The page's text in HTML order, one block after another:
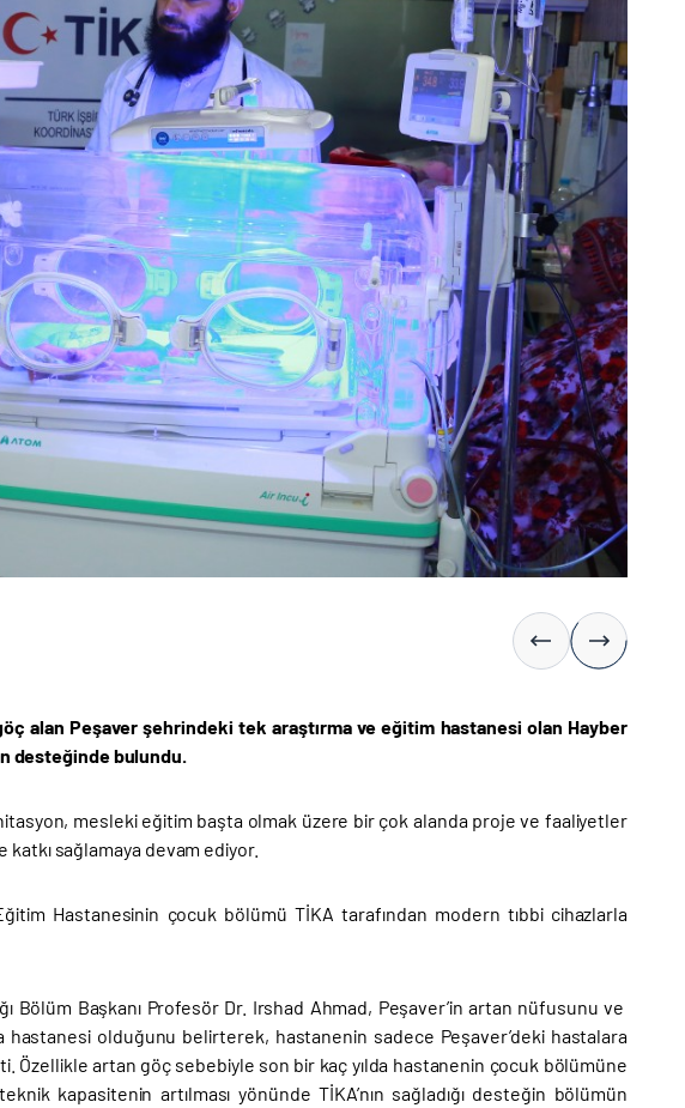
alan Peşaver şehrindeki tek araştırma ve eğitim hastanesi olan Hayber
desteğinde bulundu.
mesleki eğitim başta olmak üzere bir çok alanda proje ve faaliyetler
sağlamaya devam ediyor.
Hastanesinin çocuk bölümü TİKA tarafından modern tıbbi cihazlarla
Bölüm Başkanı Profesör Dr. Irshad Ahmad, Peşaver’in artan nüfusunu ve
hastanesi olduğunu belirterek, hastanenin sadece Peşaver’deki hastalara
artan göç sebebiyle son bir kaç yılda hastanenin çocuk bölümüne
kapasitenin artılması yönünde TİKA’nın sağladığı desteğin bölümün